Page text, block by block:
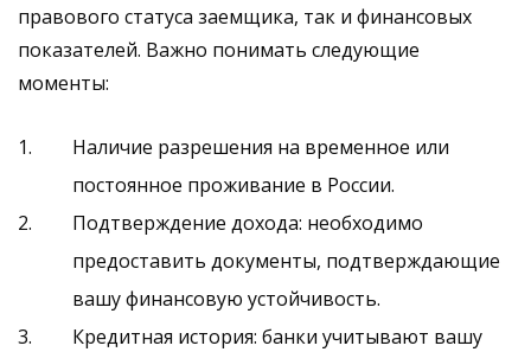
правового статуса заемщика, так и финансовых
показателей. Важно понимать следующие
моменты:
Наличие разрешения на временное или
постоянное проживание в России.
Подтверждение дохода: необходимо
предоставить документы, подтверждающие
вашу финансовую устойчивость.
Кредитная история: банки учитывают вашу